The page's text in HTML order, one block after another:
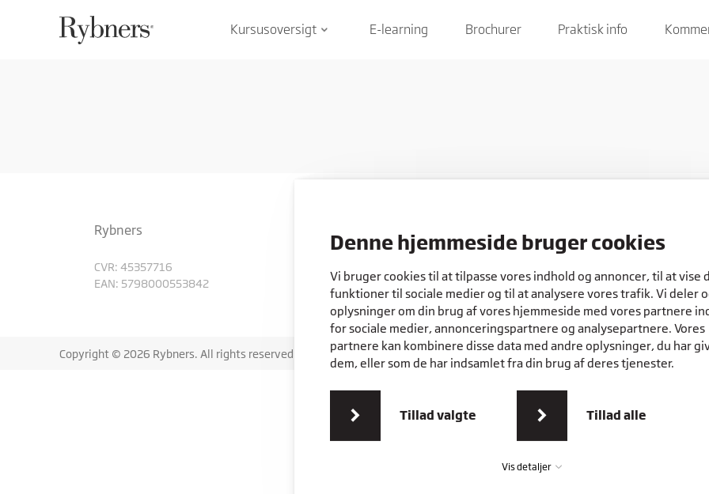
Denne hjemmeside bruger cookies
Vi bruger cookies til at tilpasse vores indhold og annoncer, til at vise
funktioner til sociale medier og til at analysere vores trafik. Vi deler
oplysninger om din brug af vores hjemmeside med vores partnere
for sociale medier, annonceringspartnere og analysepartnere. Vores
partnere kan kombinere disse data med andre oplysninger, du har
dem, eller som de har indsamlet fra din brug af deres tjenester.
Tillad valgte Tillad alle
Vis detaljer
Kursusoversigt keyboard_arrow_down E-learning Brochurer Praktisk info
Rybners
CVR: 45357716
EAN: 5798000553842
Copyright © 2026 Rybners. All rights reserved.